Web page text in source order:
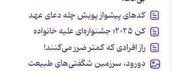
کدهای پیشواز پویش چله دعای عهد
کن ۲۰۲۵؛ جشنواره‌ای علیه خانواده
راز افرادی که کمتر ضرر می‌کنند!
دورود، سرزمین شگفتی‌های طبیعت